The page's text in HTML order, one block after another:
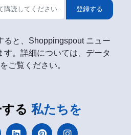
登録する
ると、Shoppingspout ニュー
す。詳細については、データ
ご覧ください。
る 私たちを